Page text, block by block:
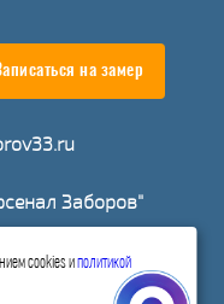
на замер
Заборов"
cookies иполитикой